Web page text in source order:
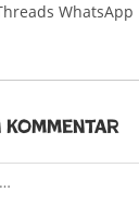
WhatsApp
Kommentar